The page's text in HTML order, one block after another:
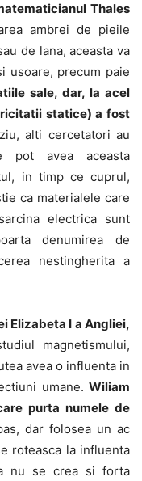
Thales
ambrei de pieile
de lana, aceasta va
usoare, precum paie
sale, dar, la acel
statice) a fost
alti cercetatori au
pot avea aceasta
in timp ce cuprul,
ca materialele care
electrica sunt
denumirea de
nestingherita a
Elizabeta I a Angliei,
magnetismului,
avea o influenta in
umane. Wiliam
purta numele de
dar folosea un ac
roteasca la influenta
nu se crea si forta